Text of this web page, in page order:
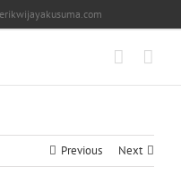
Previous Next